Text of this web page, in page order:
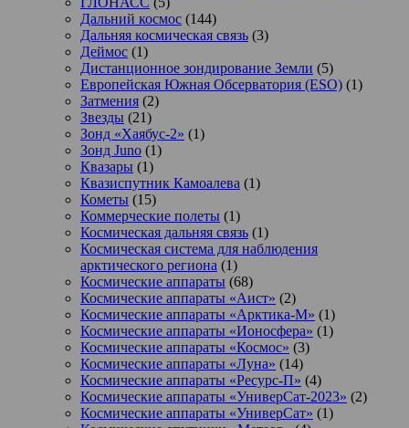
Дальний космос (144)
Дальняя космическая связь (3)
Деймос (1)
Дистанционное зондирование Земли (5)
Европейская Южная Обсерватория (ESO) (1)
Затмения (2)
Звезды (21)
Зонд «Хаябус-2» (1)
Зонд Juno (1)
Квазары (1)
Квазиспутник Камоалева (1)
Кометы (15)
Коммерческие полеты (1)
Космическая дальняя связь (1)
Космическая система для наблюдения
арктического региона (1)
Космические аппараты (68)
Космические аппараты «Аист» (2)
Космические аппараты «Арктика-М» (1)
Космические аппараты «Ионосфера» (1)
Космические аппараты «Космос» (3)
Космические аппараты «Луна» (14)
Космические аппараты «Ресурс-П» (4)
Космические аппараты «УниверСат-2023» (2)
Космические аппараты «УниверСат» (1)